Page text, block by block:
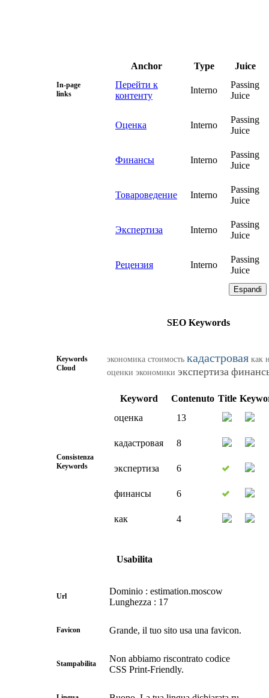
In-page
links
Anchor Type
Juice
Перейти к
контенту
Interno
Passing
Juice
Оценка Interno
Passing
Juice
Финансы Interno
Passing
Juice
Товароведение Interno
Passing
Juice
Экспертиза Interno
Passing
Juice
Рецензия Interno
Passing
Juice
Espandi
SEO Keywords
Keywords
Cloud
экономика стоимость кадастровая как
оценки экономики экспертиза
Consistenza
Keywords
Keyword Contenuto Title
оценка
13
кадастровая 8
экспертиза 6
финансы 6
как 4
Usabilita
Url
Dominio : estimation.moscow
Lunghezza : 17
Favicon Grande, il tuo sito usa una favicon.
Stampabilita
Non abbiamo riscontrato codice
CSS Print-Friendly.